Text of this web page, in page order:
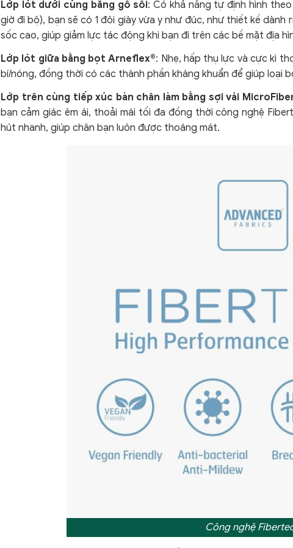
Lớp lót dưới cùng bằng gỗ sồi: Có khả năng tự định hình
giờ đi bộ), bạn sẽ có 1 đôi giày vừa y như đúc, như thiết kế
sốc cao, giúp giảm lực tác động khi bạn đi trên các bề mặt địa
Lớp lót giữa bằng bọt Arneflex®: Nhẹ, hấp thụ lực và cực kì
bí/nóng, đồng thời có các thành phần kháng khuẩn để giúp loại
Lớp trên cùng tiếp xúc bàn chân làm bằng sợi vải
bạn cảm giác êm ái, thoải mái tối đa đồng thời công nghệ
hút nhanh, giúp chân bạn luôn được thoáng mát.
Công nghệ